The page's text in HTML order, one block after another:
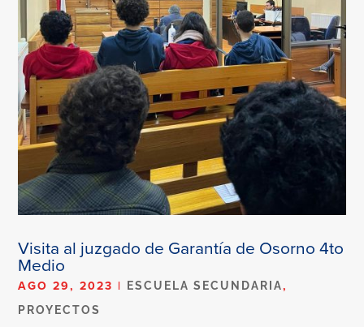
Visita al juzgado de Garantía de Osorno 4to
Medio
AGO 29, 2023 | ESCUELA SECUNDARIA,
PROYECTOS